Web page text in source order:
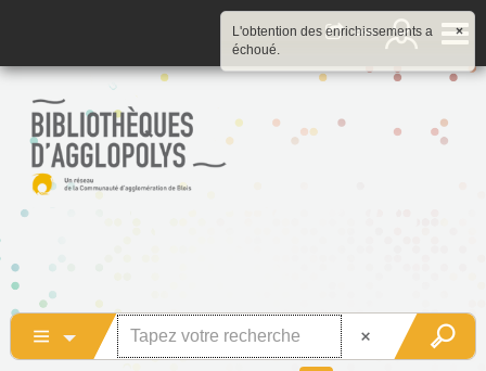
×
L'obtention des enrichissements a
échoué.